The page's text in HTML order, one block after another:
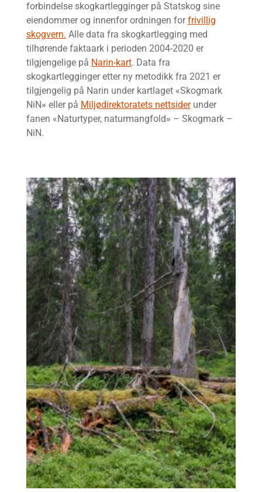
forbindelse skogkartlegginger på Statskog sine
eiendommer og innenfor ordningen forfrivillig
skogvern. Alle data fra skogkartlegging med
tilhørende faktaark i perioden 2004-2020 er
tilgjengelige på Narin-kart. Data fra
skogkartlegginger etter ny metodikk fra 2021 er
tilgjengelig på Narin under kartlaget «Skogmark
NiN» eller på Miljødirektoratets nettsiderunder
fanen «Naturtyper, naturmangfold» – Skogmark –
NiN.